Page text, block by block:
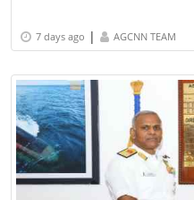
7 days ago | AGCNN TEAM